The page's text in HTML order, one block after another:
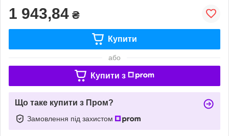
1 943,84 ₴
Купити
або
Купити з
Що таке купити з Пром?
Замовлення під захистом